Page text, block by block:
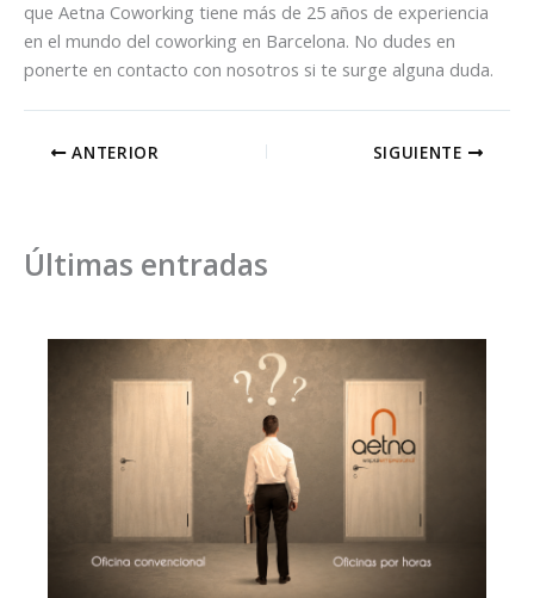
que Aetna Coworking tiene más de 25 años de experiencia
en el mundo del coworking en Barcelona. No dudes en
ponerte en contacto con nosotros si te surge alguna duda.
ANTERIOR SIGUIENTE
Últimas entradas